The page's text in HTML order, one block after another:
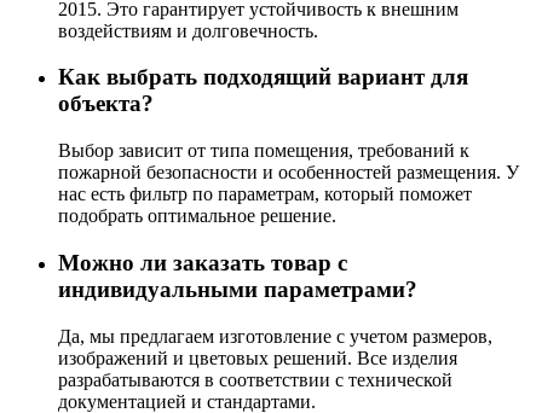
2015. Это гарантирует устойчивость к внешним
воздействиям и долговечность.
Как выбрать подходящий вариант для
объекта?
Выбор зависит от типа помещения, требований к
пожарной безопасности и особенностей размещения. У
нас есть фильтр по параметрам, который поможет
подобрать оптимальное решение.
Можно ли заказать товар с
индивидуальными параметрами?
Да, мы предлагаем изготовление с учетом размеров,
изображений и цветовых решений. Все изделия
разрабатываются в соответствии с технической
документацией и стандартами.